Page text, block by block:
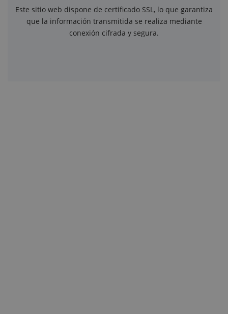
Este sitio web dispone de certificado SSL, lo que garantiza
que la información transmitida se realiza mediante
conexión cifrada y segura.